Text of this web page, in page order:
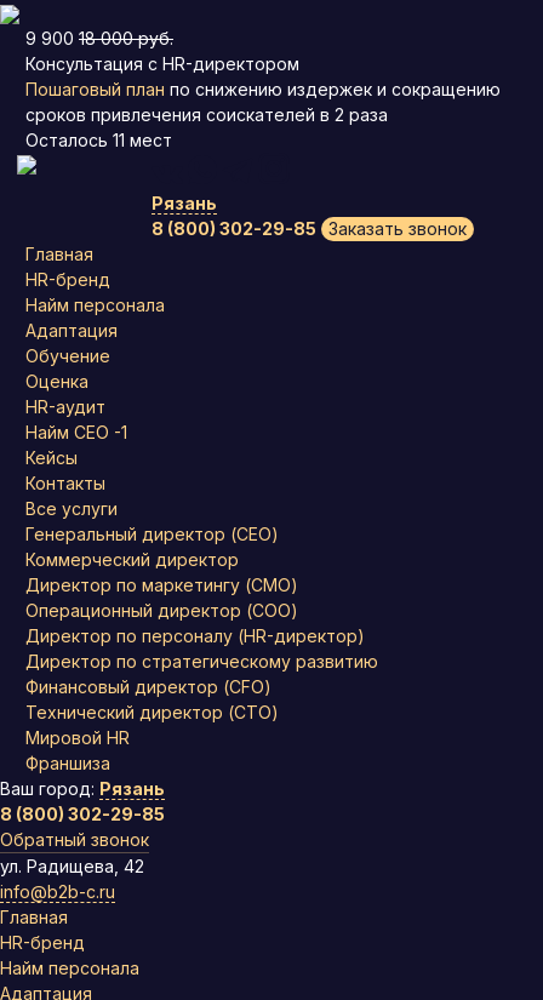
9 900 18 000 руб.
Консультация с HR-директором
Пошаговый план по снижению издержек и сокращению
сроков привлечения соискателей в 2 раза
Осталось 11 мест
Рязань
8 (800) 302-29-85
Заказать звонок
Главная
HR-бренд
Найм персонала
Адаптация
Обучение
Оценка
HR-аудит
Найм СЕО -1
Кейсы
Контакты
Все услуги
Генеральный директор (CEO)
Коммерческий директор
Директор по маркетингу (CMO)
Операционный директор (COO)
Директор по персоналу (HR-директор)
Директор по стратегическому развитию
Финансовый директор (CFO)
Технический директор (CTO)
Мировой HR
Франшиза
Ваш город: Рязань
8 (800) 302-29-85
Обратный звонок
ул. Радищева, 42
info@b2b-c.ru
Главная
HR-бренд
Найм персонала
Адаптация